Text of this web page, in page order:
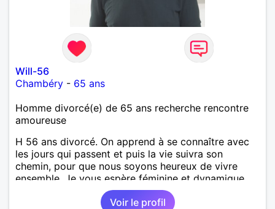
Will-56
Chambéry - 65 ans
Homme divorcé(e) de 65 ans recherche rencontre
amoureuse
H 56 ans divorcé. On apprend à se connaître avec
les jours qui passent et puis la vie suivra son
chemin, pour que nous soyons heureux de vivre
ensemble. Je vous espère féminine et dynamique,
ouverte et tolérante. Vos petits défauts seront sans
Voir le profil